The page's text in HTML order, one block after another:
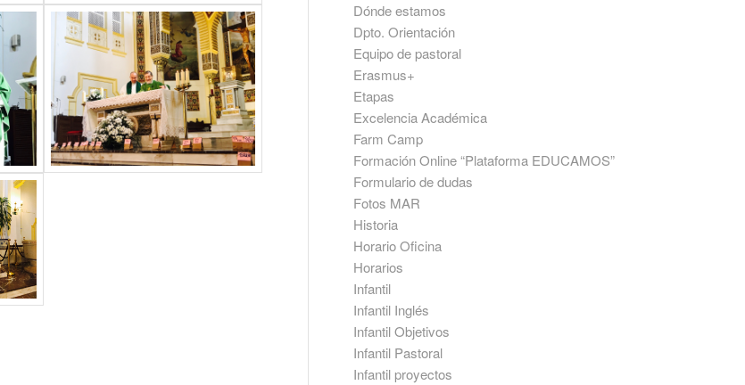
Dónde estamos
Dpto. Orientación
Equipo de pastoral
Erasmus+
Etapas
Excelencia Académica
Farm Camp
Formación Online “Plataforma EDUCAMOS”
Formulario de dudas
Fotos MAR
Historia
Horario Oficina
Horarios
Infantil
Infantil Inglés
Infantil Objetivos
Infantil Pastoral
Infantil proyectos